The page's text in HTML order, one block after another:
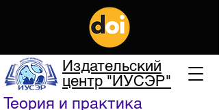
Издательский
центр "ИУСЭР"
Теория и практика